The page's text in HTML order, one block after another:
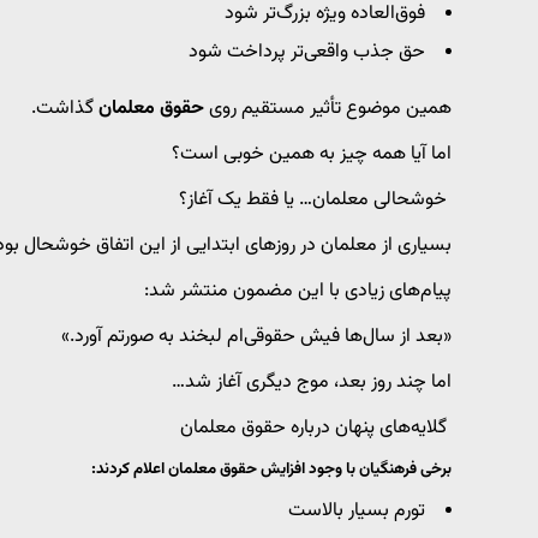
فوق‌العاده ویژه بزرگ‌تر شود
حق جذب واقعی‌تر پرداخت شود
همین موضوع تأثیر مستقیم رویحقوق معلمانگذاشت.
اما آیا همه چیز به همین خوبی است؟
خوشحالی معلمان… یا فقط یک آغاز؟
بسیاری از معلمان در روزهای ابتدایی از این اتفاق خوشحال
پیام‌های زیادی با این مضمون منتشر شد:
«بعد از سال‌ها فیش حقوقی‌ام لبخند به صورتم آورد.»
اما چند روز بعد، موج دیگری آغاز شد…
گلایه‌های پنهان درباره حقوق معلمان
برخی فرهنگیان با وجود افزایش حقوق معلمان اعلام کردند:
تورم بسیار بالاست